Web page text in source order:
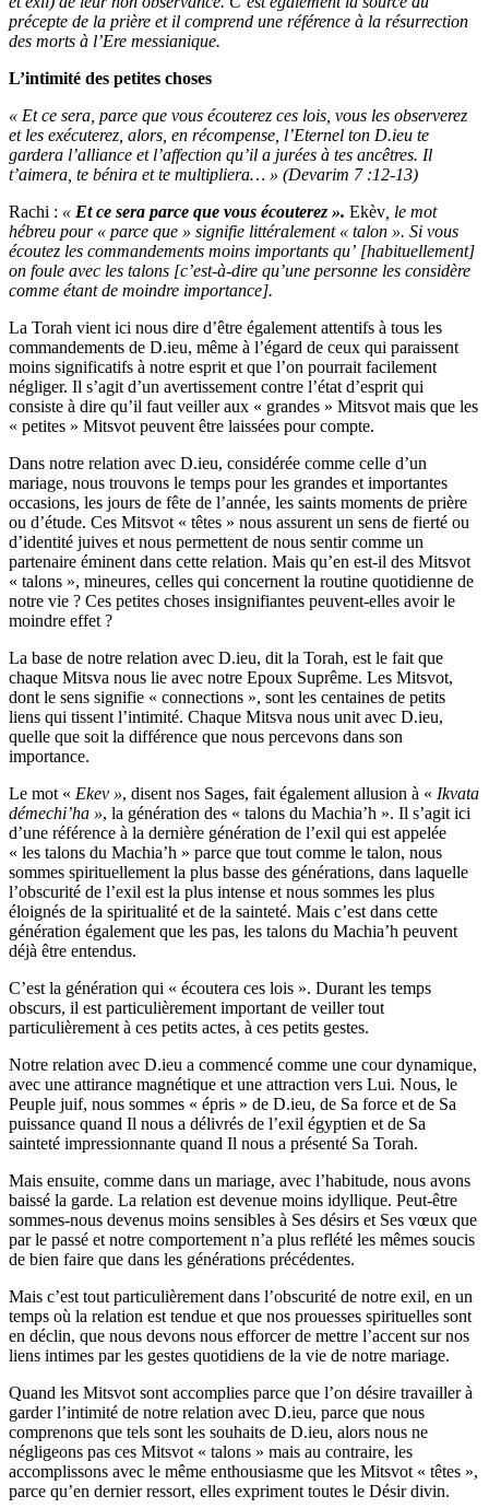
précepte de la prière et il comprend une référence à la résurrection
des morts à l’Ere messianique.
L’intimité des petites choses
« Et ce sera, parce que vous écouterez ces lois, vous les observerez
et les exécuterez, alors, en récompense, l’Eternel ton D.ieu te
gardera l’alliance et l’affection qu’il a jurées à tes ancêtres. Il
t’aimera, te bénira et te multipliera… » (Devarim 7 :12-13)
Rachi : « Et ce sera parce que vous écouterez ». Ekèv , le mot
hébreu pour « parce que » signifie littéralement « talon ». Si vous
écoutez les commandements moins importants qu’ [habituellement]
on foule avec les talons [c’est-à-dire qu’une personne les considère
comme étant de moindre importance].
La Torah vient ici nous dire d’être également attentifs à tous les
commandements de D.ieu, même à l’égard de ceux qui paraissent
moins significatifs à notre esprit et que l’on pourrait facilement
négliger. Il s’agit d’un avertissement contre l’état d’esprit qui
consiste à dire qu’il faut veiller aux « grandes » Mitsvot mais que les
« petites » Mitsvot peuvent être laissées pour compte.
Dans notre relation avec D.ieu, considérée comme celle d’un
mariage, nous trouvons le temps pour les grandes et importantes
occasions, les jours de fête de l’année, les saints moments de prière
ou d’étude. Ces Mitsvot « têtes » nous assurent un sens de fierté ou
d’identité juives et nous permettent de nous sentir comme un
partenaire éminent dans cette relation. Mais qu’en est-il des Mitsvot
« talons », mineures, celles qui concernent la routine quotidienne de
notre vie ? Ces petites choses insignifiantes peuvent-elles avoir le
moindre effet ?
La base de notre relation avec D.ieu, dit la Torah, est le fait que
chaque Mitsva nous lie avec notre Epoux Suprême. Les Mitsvot,
dont le sens signifie « connections », sont les centaines de petits
liens qui tissent l’intimité. Chaque Mitsva nous unit avec D.ieu,
quelle que soit la différence que nous percevons dans son
importance.
Le mot « Ekev », disent nos Sages, fait également allusion à « Ikvata
démechi’ha », la génération des « talons du Machia’h ». Il s’agit ici
d’une référence à la dernière génération de l’exil qui est appelée
« les talons du Machia’h » parce que tout comme le talon, nous
sommes spirituellement la plus basse des générations, dans laquelle
l’obscurité de l’exil est la plus intense et nous sommes les plus
éloignés de la spiritualité et de la sainteté. Mais c’est dans cette
génération également que les pas, les talons du Machia’h peuvent
déjà être entendus.
C’est la génération qui « écoutera ces lois ». Durant les temps
obscurs, il est particulièrement important de veiller tout
particulièrement à ces petits actes, à ces petits gestes.
Notre relation avec D.ieu a commencé comme une cour dynamique,
avec une attirance magnétique et une attraction vers Lui. Nous, le
Peuple juif, nous sommes « épris » de D.ieu, de Sa force et de Sa
puissance quand Il nous a délivrés de l’exil égyptien et de Sa
sainteté impressionnante quand Il nous a présenté Sa Torah.
Mais ensuite, comme dans un mariage, avec l’habitude, nous avons
baissé la garde. La relation est devenue moins idyllique. Peut-être
sommes-nous devenus moins sensibles à Ses désirs et Ses vœux que
par le passé et notre comportement n’a plus reflété les mêmes soucis
de bien faire que dans les générations précédentes.
Mais c’est tout particulièrement dans l’obscurité de notre exil, en un
temps où la relation est tendue et que nos prouesses spirituelles sont
en déclin, que nous devons nous efforcer de mettre l’accent sur nos
liens intimes par les gestes quotidiens de la vie de notre mariage.
Quand les Mitsvot sont accomplies parce que l’on désire travailler à
garder l’intimité de notre relation avec D.ieu, parce que nous
comprenons que tels sont les souhaits de D.ieu, alors nous ne
négligeons pas ces Mitsvot « talons » mais au contraire, les
accomplissons avec le même enthousiasme que les Mitsvot « têtes »,
parce qu’en dernier ressort, elles expriment toutes le Désir divin.